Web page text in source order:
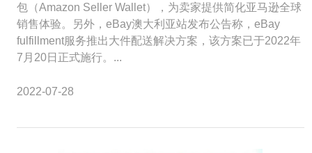
包（Amazon Seller Wallet），为卖家提供简化亚马逊全球
销售体验。另外，eBay澳大利亚站发布公告称，eBay
fulfillment服务推出大件配送解决方案，该方案已于2022年
7月20日正式施行。...
2022-07-28